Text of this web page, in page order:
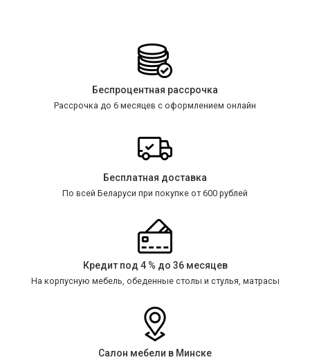
Беспроцентная рассрочка
Рассрочка до 6 месяцев с оформлением онлайн
Бесплатная доставка
По всей Беларуси при покупке от 600 рублей
Кредит под 4 % до 36 месяцев
На корпусную мебель, обеденные столы и стулья, матрасы
Салон мебели в Минске